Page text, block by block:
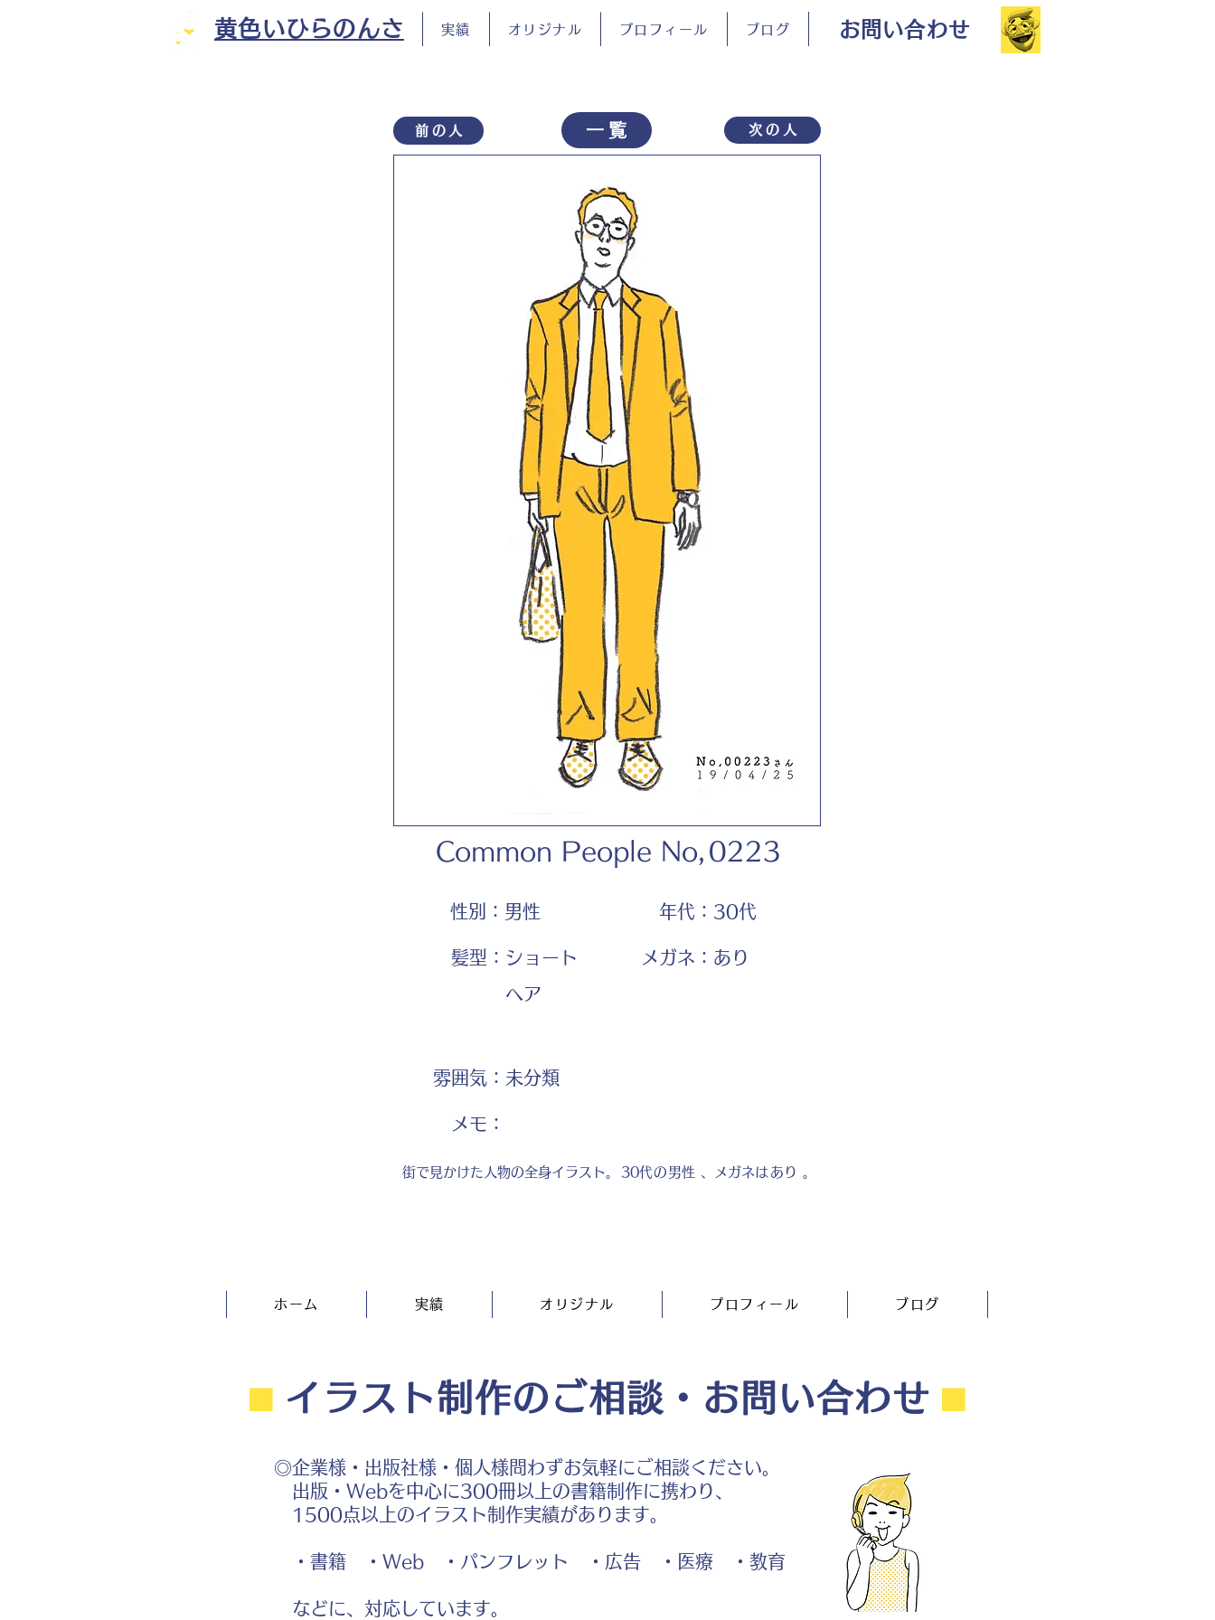
黄色いひらのんさ 実績 オリジナル プロフィール ブログ お問い合わせ
前の人 一覧 次の人
Common People No, 0223
性別： 男性
髪型： ショート
ヘア
年代： 30代
メガネ： あり
雰囲気： 未分類
​メモ：
街で見かけた人物の全身イラスト。 30代の 男性 、メガネは あり 。
ホーム 実績 オリジナル プロフィール ブログ
⬛︎ イラスト制作のご相談・お問い合わせ ⬛︎
◎企業様・出版社様・個人様問わずお気軽にご相談ください。
出版・Webを中心に300冊以上の書籍制作に携わり、
1500点以上のイラスト制作実績があります。
・書籍 ・Web ・パンフレット ・広告 ・医療 ・教育
などに、対応しています。